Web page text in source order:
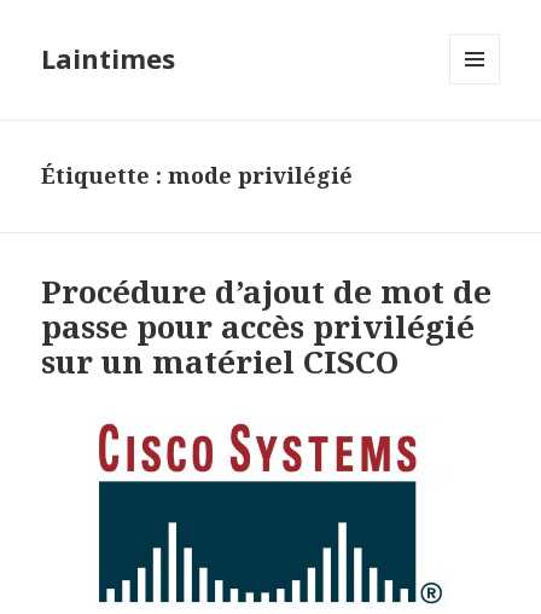
Laintimes
Étiquette :mode privilégié
Procédure d’ajout de mot de
passe pour accès privilégié
sur un matériel CISCO